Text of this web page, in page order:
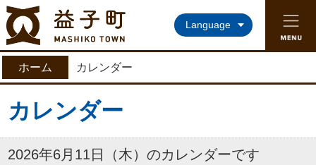
益子町ホームページ
Language
ホーム カレンダー
カレンダー
2026年6月11日（木）のカレンダーです